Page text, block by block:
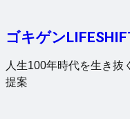
を
ス
キ
ゴキゲン
人生100年時代を生き抜
提案